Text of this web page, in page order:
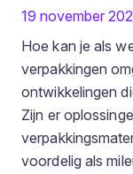
19 november
Hoe kan je als
verpakkingen
ontwikkelingen
Zijn er
voordelig als